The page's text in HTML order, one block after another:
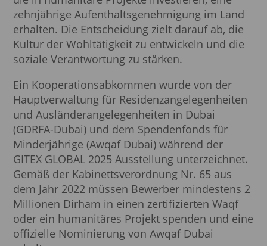
zehnjährige Aufenthaltsgenehmigung im Land
erhalten. Die Entscheidung zielt darauf ab, die
Kultur der Wohltätigkeit zu entwickeln und die
soziale Verantwortung zu stärken.
Ein Kooperationsabkommen wurde von der
Hauptverwaltung für Residenzangelegenheiten
und Ausländerangelegenheiten in Dubai
(GDRFA-Dubai) und dem Spendenfonds für
Minderjährige (Awqaf Dubai) während der
GITEX GLOBAL 2025 Ausstellung unterzeichnet.
Gemäß der Kabinettsverordnung Nr. 65 aus
dem Jahr 2022 müssen Bewerber mindestens 2
Millionen Dirham in einen zertifizierten Waqf
oder ein humanitäres Projekt spenden und eine
offizielle Nominierung von Awqaf Dubai